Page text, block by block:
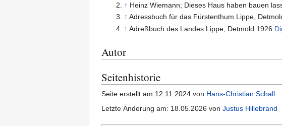
↑ Heinz Wiemann; Dieses Haus haben bauen
↑ Adressbuch für das Fürstenthum Lippe,
↑ Adreßbuch des Landes Lippe, Detmold 1926
Autor
Seitenhistorie
Seite erstellt am 12.11.2024 von Hans-Christian Schall
Letzte Änderung am: 18.05.2026 von Justus Hillebrand